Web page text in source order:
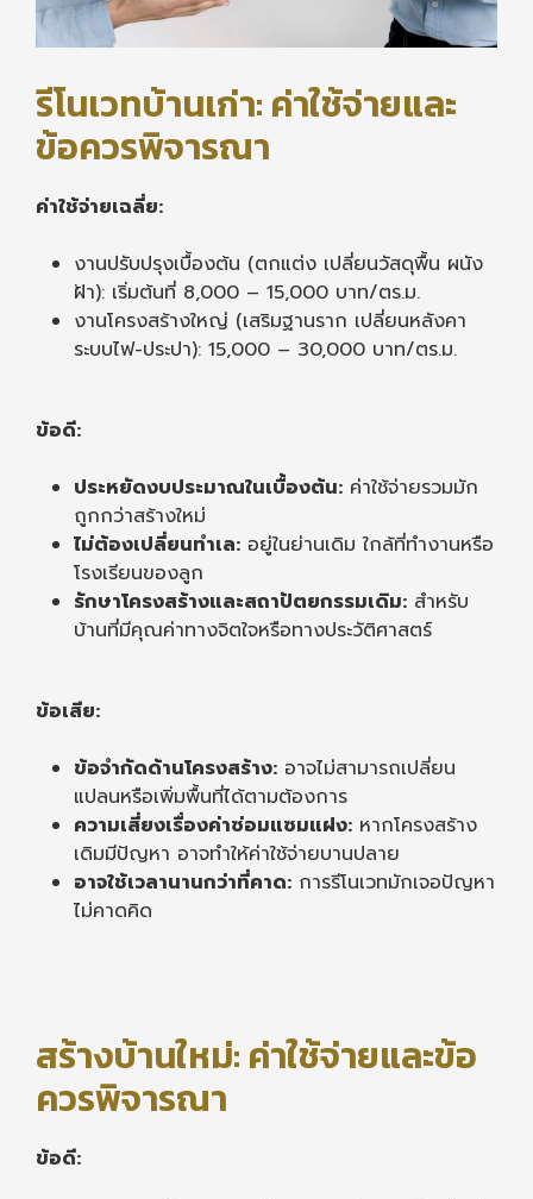
รีโนเวทบ้านเก่า: ค่าใช้จ่ายและ
ข้อควรพิจารณา
ค่าใช้จ่ายเฉลี่ย:
งานปรับปรุงเบื้องต้น (ตกแต่ง เปลี่ยนวัสดุพื้น ผนัง
ฝ้า): เริ่มต้นที่ 8,000 – 15,000 บาท/ตร.ม.
งานโครงสร้างใหญ่ (เสริมฐานราก เปลี่ยนหลังคา
ระบบไฟ-ประปา): 15,000 – 30,000 บาท/ตร.ม.
ข้อดี:
ประหยัดงบประมาณในเบื้องต้น: ค่าใช้จ่ายรวมมัก
ถูกกว่าสร้างใหม่
ไม่ต้องเปลี่ยนทำเล: อยู่ในย่านเดิม ใกล้ที่ทำงานหรือ
โรงเรียนของลูก
รักษาโครงสร้างและสถาปัตยกรรมเดิม: สำหรับ
บ้านที่มีคุณค่าทางจิตใจหรือทางประวัติศาสตร์
ข้อเสีย:
ข้อจำกัดด้านโครงสร้าง: อาจไม่สามารถเปลี่ยน
แปลนหรือเพิ่มพื้นที่ได้ตามต้องการ
ความเสี่ยงเรื่องค่าซ่อมแซมแฝง: หากโครงสร้าง
เดิมมีปัญหา อาจทำให้ค่าใช้จ่ายบานปลาย
อาจใช้เวลานานกว่าที่คาด: การรีโนเวทมักเจอปัญหา
ไม่คาดคิด
สร้างบ้านใหม่: ค่าใช้จ่ายและข้อ
ควรพิจารณา
ข้อดี: